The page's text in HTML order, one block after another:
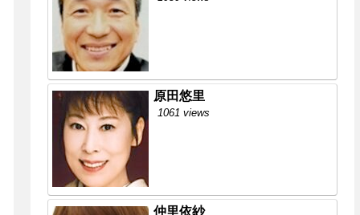
原田悠里
1061 views
仲里依紗